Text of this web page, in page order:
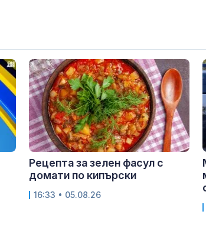
Рецепта за зелен фасул с
домати по кипърски
16:33 • 05.08.26